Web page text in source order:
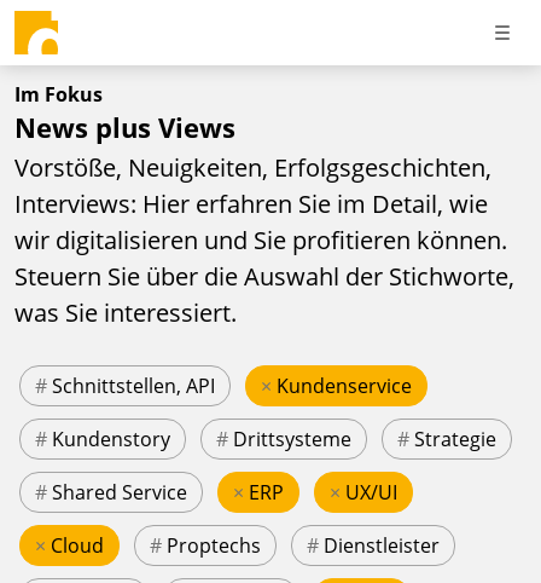
Im Fokus
News plus Views
Vorstöße, Neuigkeiten, Erfolgsgeschichten,
Interviews: Hier erfahren Sie im Detail, wie
wir digitalisieren und Sie profitieren können.
Steuern Sie über die Auswahl der Stichworte,
was Sie interessiert.
#Schnittstellen, API × Kundenservice
# Kundenstory # Drittsysteme #Strategie
#Shared Service × ERP × UX/UI
× Cloud # Proptechs # Dienstleister